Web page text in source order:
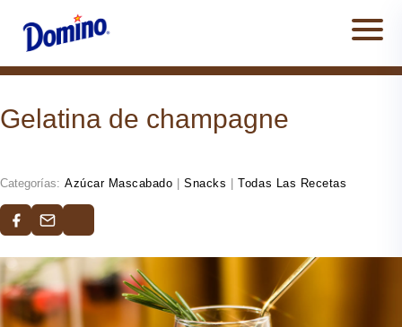
Gelatina de champagne
Categorías: Azúcar Mascabado Snacks Todas Las Recetas